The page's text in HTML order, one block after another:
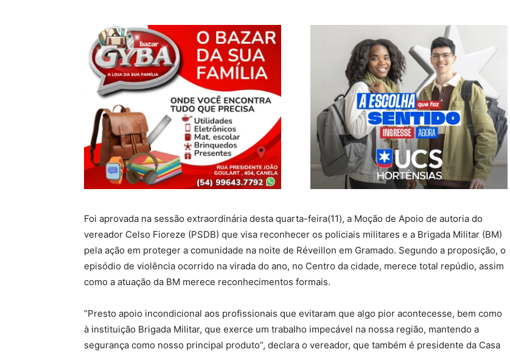
Foi aprovada na sessão extraordinária desta quarta-feira(11), a Moção de Apoio de autoria do
vereador Celso Fioreze (PSDB) que visa reconhecer os policiais militares e a Brigada Militar (BM)
pela ação em proteger a comunidade na noite de Réveillon em Gramado. Segundo a proposição, o
episódio de violência ocorrido na virada do ano, no Centro da cidade, merece total repúdio, assim
como a atuação da BM merece reconhecimentos formais.
“Presto apoio incondicional aos profissionais que evitaram que algo pior acontecesse, bem como
à instituição Brigada Militar, que exerce um trabalho impecável na nossa região, mantendo a
segurança como nosso principal produto”, declara o vereador, que também é presidente da Casa